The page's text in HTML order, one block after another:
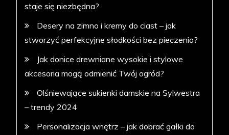
staje się niezbędna?
Desery na zimno i kremy do ciast – jak
stworzyć perfekcyjne słodkości bez pieczenia?
Jak donice drewniane wysokie i stylowe
akcesoria mogą odmienić Twój ogród?
Olśniewające sukienki damskie na Sylwestra
– trendy 2024
Personalizacja wnętrz – jak dobrać gałki do